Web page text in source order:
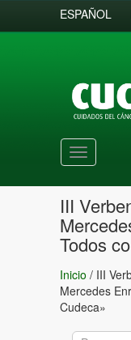
ESPAÑOL
Toggle
navigation
III
Todos
Inicio / III
Mercedes
Cudeca»